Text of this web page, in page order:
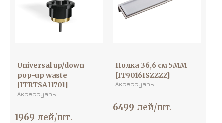
Universal up/down
pop-up waste
[ITRTSA11701]
Аксессуары
1969 лей/шт.
Полка 36,6 см 5MM
[IT9016ISZZZZ]
Аксессуары
6499 лей/шт.